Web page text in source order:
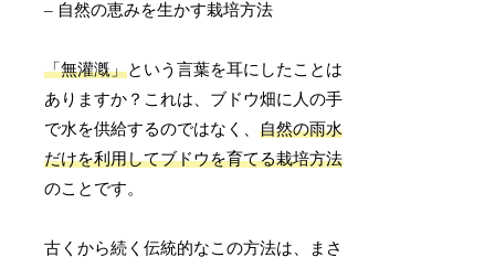
– 自然の恵みを生かす栽培方法
「無灌漑」という言葉を耳にしたことは
ありますか？これは、ブドウ畑に人の手
で水を供給するのではなく、自然の雨水
だけを利用してブドウを育てる栽培方法
のことです。
古くから続く伝統的なこの方法は、まさ